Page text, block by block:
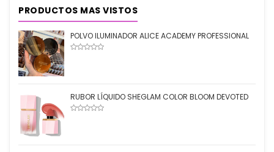
PRODUCTOS MAS VISTOS
POLVO ILUMINADOR ALICE ACADEMY PROFESSIONAL
RUBOR LÍQUIDO SHEGLAM COLOR BLOOM DEVOTED